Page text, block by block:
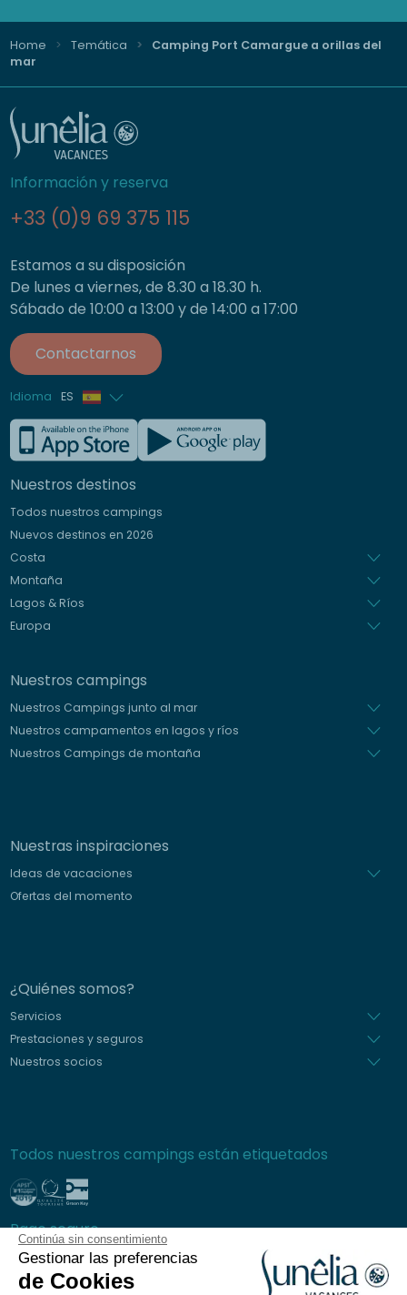
Continúa sin consentimiento
Gestionar las preferencias
de Cookies
Home Temática
Camping Port Camargue a orillas del
mar
Información y reserva
+33 (0)9 69 375 115
Estamos a su disposición
De lunes a viernes, de 8.30 a 18.30 h.
Sábado de 10:00 a 13:00 y de 14:00 a 17:00
Contactarnos
Idioma ES
Francés
Inglés
Alemán
Nuestros destinos
Todos nuestros campings
Nuevos destinos en 2026
Costa
Montaña
Lagos & Ríos
Europa
Nuestros campings
Nuestros Campings junto al mar
Nuestros campamentos en lagos y ríos
Nuestros Campings de montaña
Nuestras inspiraciones
Ideas de vacaciones
Ofertas del momento
¿Quiénes somos?
Servicios
Prestaciones y seguros
Nuestros socios
Todos nuestros campings están etiquetados
Pago seguro